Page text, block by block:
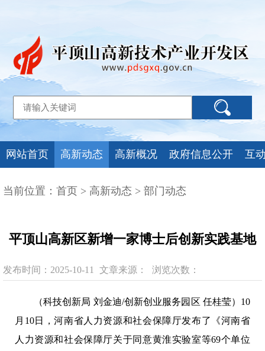
网站首页 高新动态 高新概况 政府信息公开 互
当前位置： 首页 > 高新动态 > 部门动态
平顶山高新区新增一家博士后创新实践基地
发布时间：2025-10-11 文章来源： 浏览次数：
（科技创新局 刘金迪/创新创业服务园区 任桂莹）10
月10日，河南省人力资源和社会保障厅发布了《河南省
人力资源和社会保障厅关于同意黄淮实验室等69个单位